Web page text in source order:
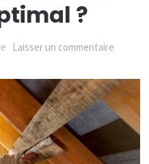
?
Laisser un commentaire
isoler
sa
maison
soi-